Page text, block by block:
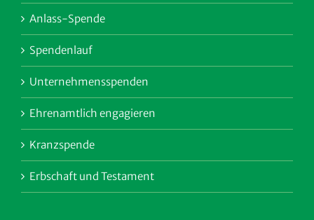
Anlass-Spende
Spendenlauf
Unternehmensspenden
Ehrenamtlich engagieren
Kranzspende
Erbschaft und Testament